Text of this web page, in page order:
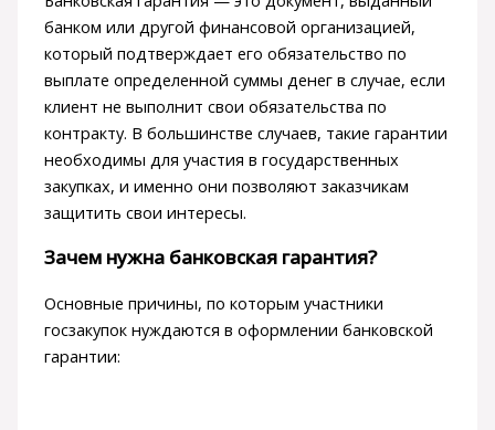
банком или другой финансовой организацией,
который подтверждает его обязательство по
выплате определенной суммы денег в случае, если
клиент не выполнит свои обязательства по
контракту. В большинстве случаев, такие гарантии
необходимы для участия в государственных
закупках, и именно они позволяют заказчикам
защитить свои интересы.
Зачем нужна банковская гарантия?
Основные причины, по которым участники
госзакупок нуждаются в оформлении банковской
гарантии: